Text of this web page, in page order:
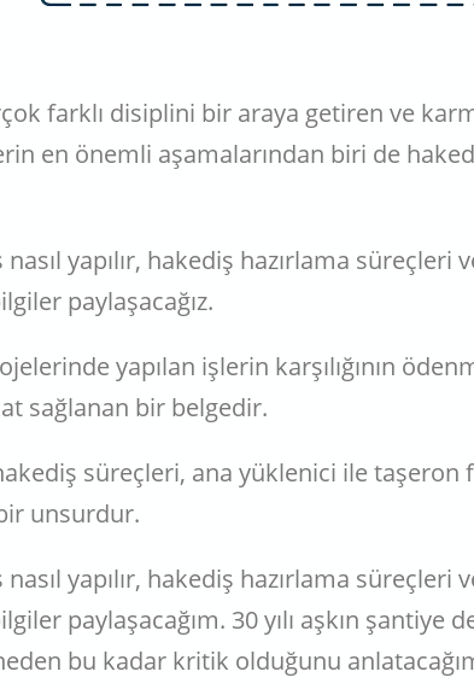
farklı disiplini bir araya getiren ve
en önemli aşamalarından biri de
nasıl yapılır, hakediş hazırlama
paylaşacağız.
yapılan işlerin karşılığının
sağlanan bir belgedir.
süreçleri, ana yüklenici ile taşeron
unsurdur.
nasıl yapılır, hakediş hazırlama
paylaşacağım. 30 yılı aşkın
bu kadar kritik olduğunu